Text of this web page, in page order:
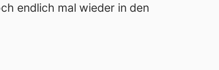
endlich mal wieder in den